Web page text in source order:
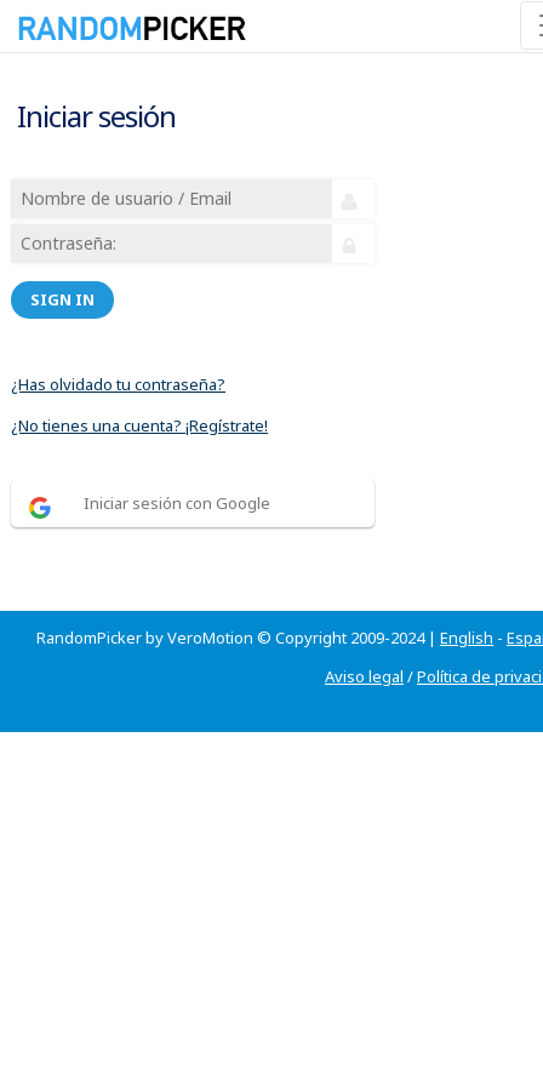
Iniciar sesión
SIGN IN
¿Has olvidado tu contraseña?
¿No tienes una cuenta? ¡Regístrate!
Iniciar sesión con Google
RandomPicker by VeroMotion © Copyright 2009-2024 | English -
Aviso legal /Política de